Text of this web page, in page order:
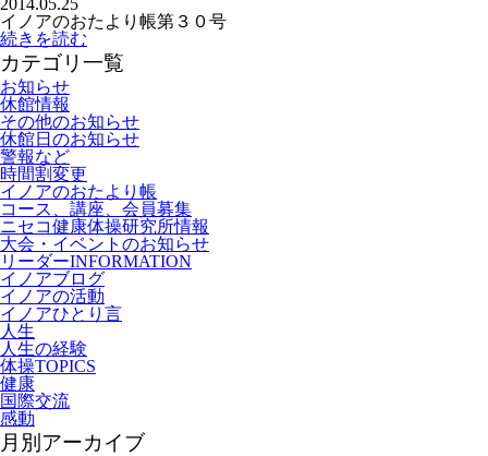
2014.05.25
イノアのおたより帳第３０号
続きを読む
カテゴリ一覧
お知らせ
休館情報
その他のお知らせ
休館日のお知らせ
警報など
時間割変更
イノアのおたより帳
コース、講座、会員募集
ニセコ健康体操研究所情報
大会・イベントのお知らせ
リーダーINFORMATION
イノアブログ
イノアの活動
イノアひとり言
人生
人生の経験
体操TOPICS
健康
国際交流
感動
月別アーカイブ